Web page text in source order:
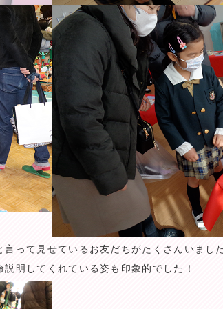
言って見せているお友だちがたくさんいまし
明してくれている姿も印象的でした！